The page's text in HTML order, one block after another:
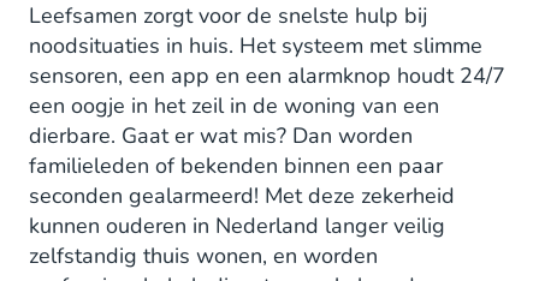
Leefsamen zorgt voor de snelste hulp bij
noodsituaties in huis. Het systeem met slimme
sensoren, een app en een alarmknop houdt 24/7
een oogje in het zeil in de woning van een
dierbare. Gaat er wat mis? Dan worden
familieleden of bekenden binnen een paar
seconden gealarmeerd! Met deze zekerheid
kunnen ouderen in Nederland langer veilig
zelfstandig thuis wonen, en worden